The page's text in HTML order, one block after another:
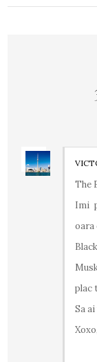
The
Imi
oara
plac
Sa